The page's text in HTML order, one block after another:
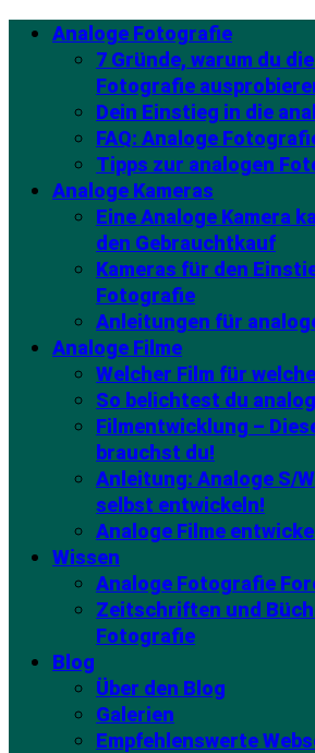
Analoge Fotografie
7 Gründe, warum du
Fotografie
Dein Einstieg in die
FAQ: Analoge
Tipps zur analogen
Analoge Kameras
Eine Analoge Kamera
den Gebrauchtkauf
Kameras für den
Fotografie
Anleitungen für
Analoge Filme
Welcher Film für
So belichtest du
Filmentwicklung –
brauchst du!
Anleitung: Analoge S/
selbst entwickeln!
Analoge Filme
Wissen
Analoge Fotografie
Zeitschriften und
Fotografie
Blog
Über den Blog
Galerien
Empfehlenswerte